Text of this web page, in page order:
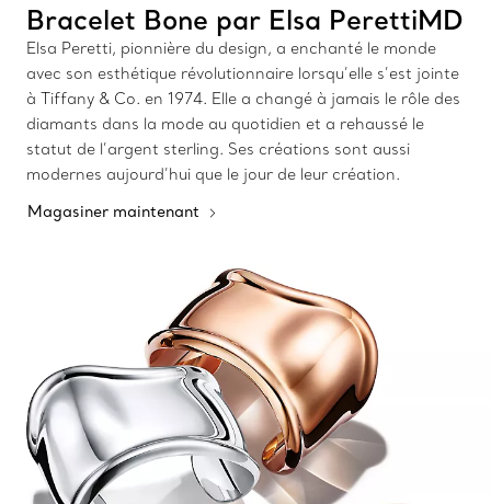
Bracelet Bone par Elsa PerettiMD
Elsa Peretti, pionnière du design, a enchanté le monde
avec son esthétique révolutionnaire lorsqu’elle s’est jointe
à Tiffany & Co. en 1974. Elle a changé à jamais le rôle des
diamants dans la mode au quotidien et a rehaussé le
statut de l’argent sterling. Ses créations sont aussi
modernes aujourd’hui que le jour de leur création.
Magasiner maintenant